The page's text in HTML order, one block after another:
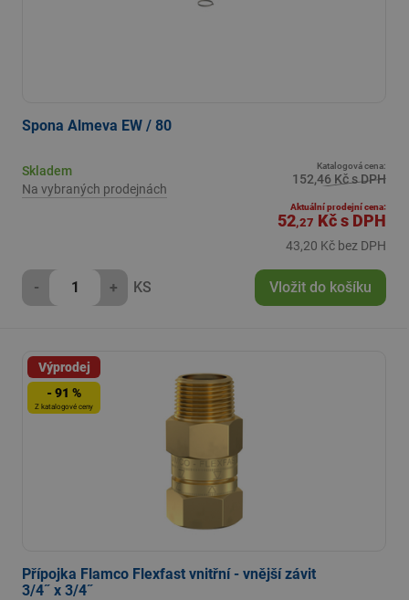
Spona Almeva EW / 80
Skladem
Na vybraných prodejnách
Katalogová cena:
152,46 Kč s DPH
Aktuální prodejní cena:
52,27 Kčs DPH
43,20 Kč bez DPH
- + KS Vložit do košíku
Výprodej
- 91 %
Z katalogové ceny
Přípojka Flamco Flexfast vnitřní - vnější závit
3/4˝ x 3/4˝